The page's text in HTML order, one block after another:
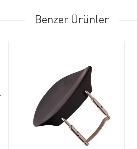
Benzer Ürünler